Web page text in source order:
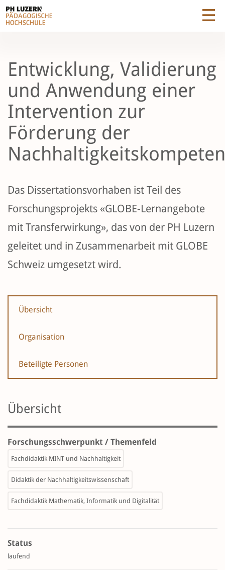
Entwicklung, Validierung
und Anwendung einer
Intervention zur
Förderung der
Das Dissertationsvorhaben ist Teil des
Forschungsprojekts «GLOBE-Lernangebote
mit Transferwirkung», das von der PH Luzern
geleitet und in Zusammenarbeit mit GLOBE
Schweiz umgesetzt wird.
Übersicht
Organisation
Beteiligte Personen
Übersicht
Forschungsschwerpunkt / Themenfeld
Fachdidaktik MINT und Nachhaltigkeit
Didaktik der Nachhaltigkeitswissenschaft
Fachdidaktik Mathematik, Informatik und Digitalität
Status
laufend